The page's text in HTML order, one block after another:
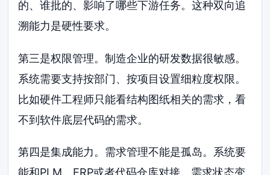
的、谁批的、影响了哪些下游任务。这种双向追
溯能力是硬性要求。
第三是权限管理。制造企业的研发数据很敏感。
系统需要支持按部门、按项目设置细粒度权限。
比如硬件工程师只能看结构图纸相关的需求，看
不到软件底层代码的需求。
第四是集成能力。需求管理不能是孤岛。系统要